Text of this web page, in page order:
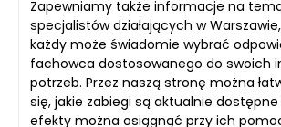
Zapewniamy także informacje na
specjalistów działających w
każdy może świadomie wybrać
fachowca dostosowanego do swoich
potrzeb. Przez naszą stronę można
się, jakie zabiegi są aktualnie dostępne
efekty można osiągnąć przy ich